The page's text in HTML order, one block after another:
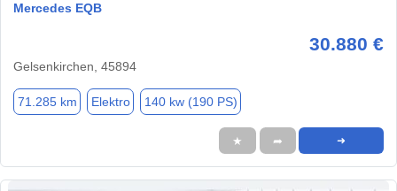
Mercedes EQB
30.880 €
Gelsenkirchen, 45894
71.285 km Elektro 140 kw (190 PS)
★ ➦ ➜